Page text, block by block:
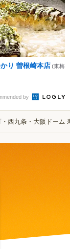
り 曽根崎本店 (東梅
by
・西九条・大阪ドーム